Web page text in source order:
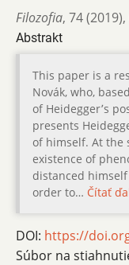
Filozofia, 74 (2019),
Abstrakt
This paper is a
Novák, who,
of Heidegger՚s
presents
of himself. At the
existence of
distanced
order to… Čítať
DOI: https://
Súbor na